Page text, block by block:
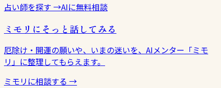
占い師を探す →AIに無料相談
ミモリにそっと話してみる
厄除け・開運の願いや、いまの迷いを、AIメンター「ミモ
リ」に整理してもらえます。
ミモリに相談する →